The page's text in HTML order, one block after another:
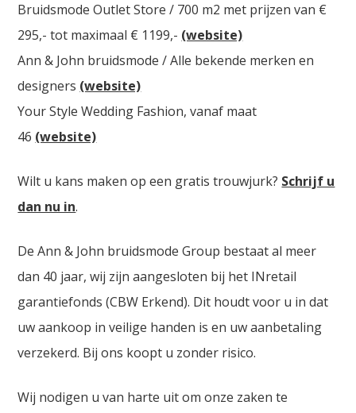
Bruidsmode Outlet Store / 700 m2 met prijzen van €
295,- tot maximaal € 1199,- (website)
Ann & John bruidsmode / Alle bekende merken en
designers (website)
Your Style Wedding Fashion, vanaf maat
46 (website)
Wilt u kans maken op een gratis trouwjurk? Schrijf u
dan nu in.
De Ann & John bruidsmode Group bestaat al meer
dan 40 jaar, wij zijn aangesloten bij het INretail
garantiefonds (CBW Erkend). Dit houdt voor u in dat
uw aankoop in veilige handen is en uw aanbetaling
verzekerd. Bij ons koopt u zonder risico.
Wij nodigen u van harte uit om onze zaken te